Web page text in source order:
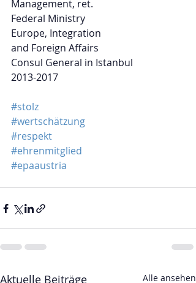
Management, ret.
Federal Ministry
Europe, Integration
and Foreign Affairs
Consul General in Istanbul
2013-2017
#stolz
#wertschätzung
#respekt
#ehrenmitglied
#epaaustria
Aktuelle Beiträge Alle ansehen